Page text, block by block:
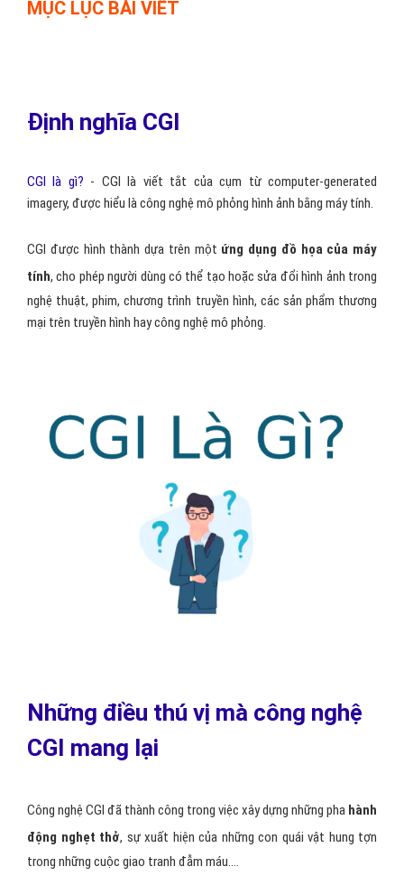
MỤC LỤC BÀI VIẾT
Định nghĩa CGI
CGI là gì? - CGI là viết tắt của cụm từ computer-generated
imagery, được hiểu là công nghệ mô phỏng hình ảnh bằng máy tính.
CGI được hình thành dựa trên một ứng dụng đồ họa của máy
tính, cho phép người dùng có thể tạo hoặc sửa đổi hình ảnh trong
nghệ thuật, phim, chương trình truyền hình, các sản phẩm thương
mại trên truyền hình hay công nghệ mô phỏng.
Những điều thú vị mà công nghệ
CGI mang lại
Công nghệ CGI đã thành công trong việc xây dựng những pha hành
động nghẹt thở, sự xuất hiện của những con quái vật hung tợn
trong những cuộc giao tranh đẫm máu….